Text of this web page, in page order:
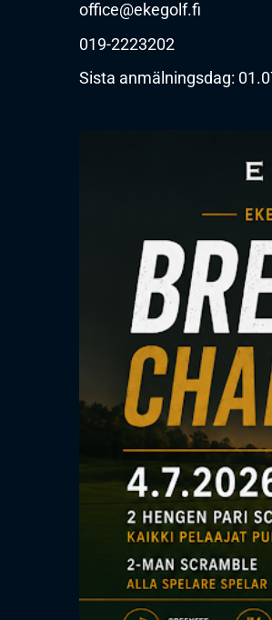
office@ekegolf.fi
019-2223202
Sista anmälningsdag: